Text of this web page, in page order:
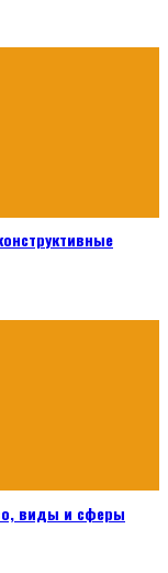
виды и сферы